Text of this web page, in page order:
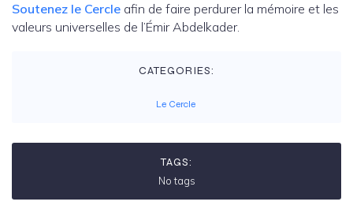
Soutenez le Cercle afin de faire perdurer la mémoire et les
valeurs universelles de l’Émir Abdelkader.
CATEGORIES:
Le Cercle
TAGS:
No tags